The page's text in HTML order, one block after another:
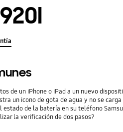
de un iPhone o iPad a un nuevo
un icono de gota de agua y no se carga
estado de la batería en su teléfono
la verificación de dos pasos?